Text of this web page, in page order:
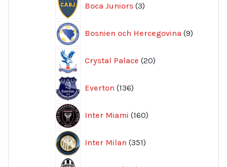
Boca Juniors 3
produkter
Bosnien och Hercegovina 9
produkter
Crystal Palace 20
produkter
Everton 136
produkter
Inter Miami 160
produkter
Inter Milan 351
produkter